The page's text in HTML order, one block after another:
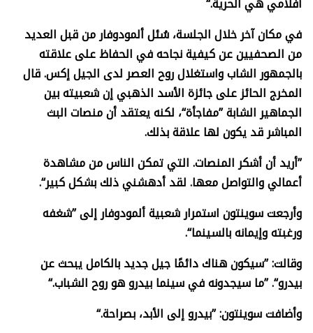
في مكان آخر خلال الجلسة، سُئل ألمودوفار من قبل العديد
من الصحفيين عن كيفية نجاحه في الحفاظ على علاقته
بالجمهور الشاب واستغلال روح العصر لدى الجيل إكس. قال
المخرج الحائز على جائزة الأسد الذهبي إن شعبيته بين
الجماهير الشابة ”مفاجأة“، لكنه يعتقد أن منصات البث
المباشر قد يكون لها علاقة بذلك.
”أريد أن أشكر المنصات. التي تمكن الناس من مشاهدة
أعمالي والتواصل معها. لقد أدهشني ذلك بشكل كبير“.
وأرجعت سوينتون استمرار شعبية ألمودوفار إلى ”شغفه
ورغبته وإيمانه بالسينما“.
وقالت: ”سيكون هناك دائمًا جيل جديد بالكامل يبحث عن
بيدرو“. ”ما سيجدونه في سينما بيدرو هو روح الشباب.“
وأضافت سوينتون: ”بيدرو إلى الأبد، بصراحة.“